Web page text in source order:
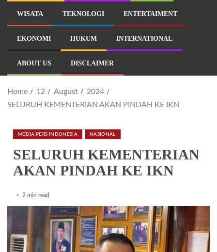
WISATA TEKNOLOGI ENTERTAIMENT
EKONOMI HUKUM INTERNATIONAL
ABOUT US DISCLAIMER
Home 12 August
2024
SELURUH KEMENTERIAN AKAN PINDAH KE IKN
MEDIA PERS INDONESIA NASIONAL
SELURUH KEMENTERIAN
AKAN PINDAH KE IKN
2 min read